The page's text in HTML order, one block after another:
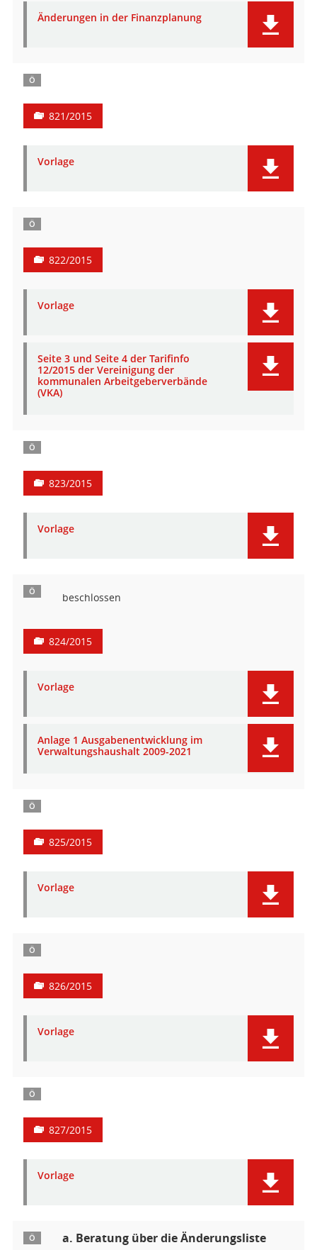
Änderungen in der Finanzplanung
Ö
821/2015
Vorlage
Ö
822/2015
Vorlage
Seite 3 und Seite 4 der Tarifinfo
12/2015 der Vereinigung der
kommunalen Arbeitgeberverbände
(VKA)
Ö
823/2015
Vorlage
Ö beschlossen
824/2015
Vorlage
Anlage 1 Ausgabenentwicklung im
Verwaltungshaushalt 2009-2021
Ö
825/2015
Vorlage
Ö
826/2015
Vorlage
Ö
827/2015
Vorlage
Ö a. Beratung über die Änderungsliste